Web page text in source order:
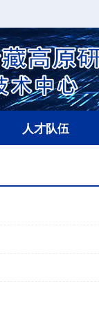
人才队伍